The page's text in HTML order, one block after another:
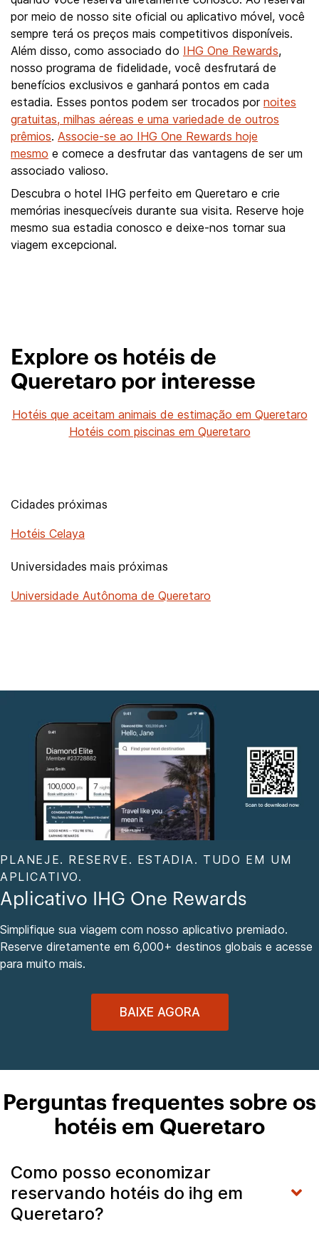
por meio de nosso site oficial ou aplicativo móvel, você
sempre terá os preços mais competitivos disponíveis.
Além disso, como associado do IHG One Rewards,
nosso programa de fidelidade, você desfrutará de
benefícios exclusivos e ganhará pontos em cada
estadia. Esses pontos podem ser trocados por noites
gratuitas, milhas aéreas e uma variedade de outros
prêmios. Associe-se ao IHG One Rewards hoje
mesmo e comece a desfrutar das vantagens de ser um
associado valioso.
Descubra o hotel IHG perfeito em Queretaro e crie
memórias inesquecíveis durante sua visita. Reserve hoje
mesmo sua estadia conosco e deixe-nos tornar sua
viagem excepcional.
Explore os hotéis de
Queretaro por interesse
Hotéis que aceitam animais de estimação em Queretaro
Hotéis com piscinas em Queretaro
Cidades próximas
Hotéis Celaya
Universidades mais próximas
Universidade Autônoma de Queretaro
PLANEJE. RESERVE. ESTADIA. TUDO EM UM
APLICATIVO.
Aplicativo IHG One Rewards
Simplifique sua viagem com nosso aplicativo premiado.
Reserve diretamente em 6,000+ destinos globais e acesse
para muito mais.
BAIXE AGORA
Perguntas frequentes sobre os
hotéis em Queretaro
Como posso economizar
reservando hotéis do ihg em
Queretaro?